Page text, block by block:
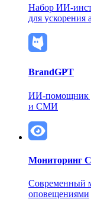
Набор ИИ-
для
BrandGPT
ИИ-помощник
и СМИ
Мониторинг
Современный
оповещениями